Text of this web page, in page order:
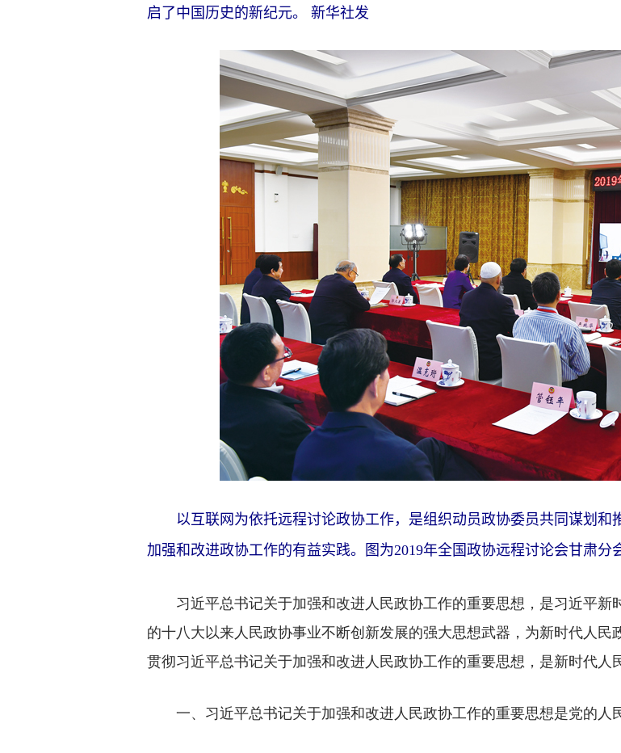
启了中国历史的新纪元。 新华社发
以互联网为依托远程讨论政协工作，是组织动员政协委员共同谋划和
加强和改进政协工作的有益实践。图为2019年全国政协远程讨论会甘肃分
习近平总书记关于加强和改进人民政协工作的重要思想，是习近平新
的十八大以来人民政协事业不断创新发展的强大思想武器，为新时代人
贯彻习近平总书记关于加强和改进人民政协工作的重要思想，是新时代人
一、习近平总书记关于加强和改进人民政协工作的重要思想是党的人